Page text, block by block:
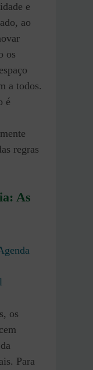
e
ao
os
a todos.
é
regras
As
os
Para